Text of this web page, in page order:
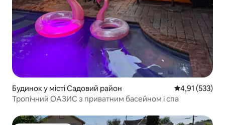
Будинок у місті Садовий район Середня
4,91 (533)
Тропічний ОАЗИС з приватним басейном і спа